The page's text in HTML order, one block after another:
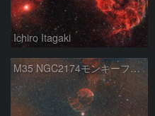
Ichiro Itagaki
M35 NGC2174モンキーフェイス星雲 IC443クラゲ星雲